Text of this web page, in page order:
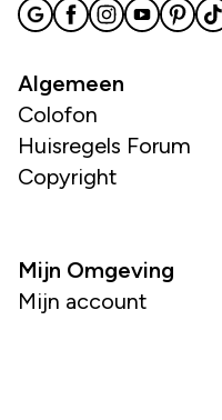
Algemeen
Colofon
Huisregels Forum
Copyright
Mijn Omgeving
Mijn account